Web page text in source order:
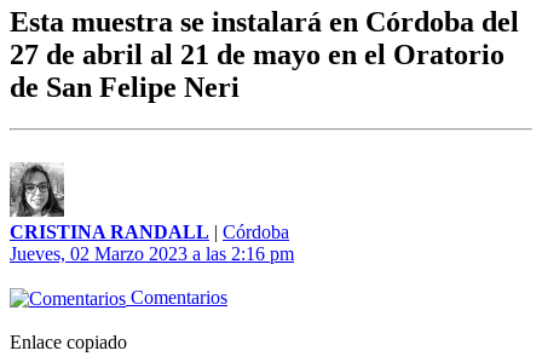
Esta muestra se instalará en Córdoba del
27 de abril al 21 de mayo en el Oratorio
de San Felipe Neri
CRISTINA RANDALL | Córdoba
Jueves, 02 Marzo 2023 a las 2:16 pm
Comentarios
Enlace copiado